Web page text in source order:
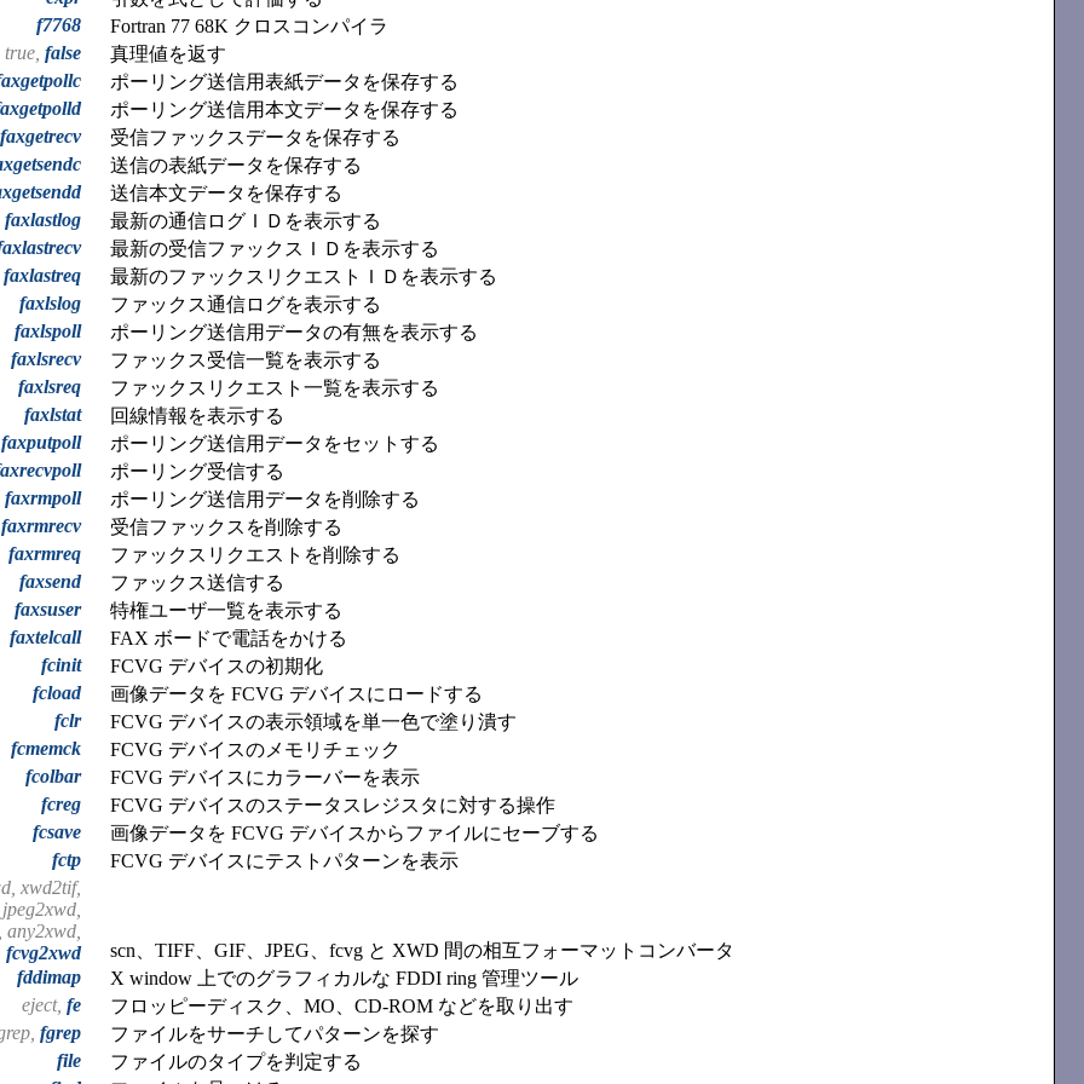
f7768
Fortran 77 68K クロスコンパイラ
true, false
真理値を返す
ポーリング送信用表紙データを保存する
ポーリング送信用本文データを保存する
faxgetrecv
受信ファックスデータを保存する
送信の表紙データを保存する
送信本文データを保存する
faxlastlog
最新の通信ログＩＤを表示する
最新の受信ファックスＩＤを表示する
faxlastreq
最新のファックスリクエストＩＤを表示する
faxlslog
ファックス通信ログを表示する
faxlspoll
ポーリング送信用データの有無を表示する
faxlsrecv
ファックス受信一覧を表示する
faxlsreq
ファックスリクエスト一覧を表示する
faxlstat
回線情報を表示する
faxputpoll
ポーリング送信用データをセットする
ポーリング受信する
faxrmpoll
ポーリング送信用データを削除する
faxrmrecv
受信ファックスを削除する
faxrmreq
ファックスリクエストを削除する
faxsend
ファックス送信する
faxsuser
特権ユーザ一覧を表示する
faxtelcall
FAX ボードで電話をかける
fcinit
FCVG デバイスの初期化
fcload
画像データを FCVG デバイスにロードする
fclr
FCVG デバイスの表示領域を単一色で塗り潰す
fcmemck
FCVG デバイスのメモリチェック
fcolbar
FCVG デバイスにカラーバーを表示
fcreg
FCVG デバイスのステータスレジスタに対する操作
fcsave
画像データを FCVG デバイスからファイルにセーブする
fctp
FCVG デバイスにテストパターンを表示
xwd2tif,
fcvg2xwd
scn、TIFF、GIF、JPEG、fcvg と XWD 間の相互フォーマットコンバータ
fddimap
X window 上でのグラフィカルな FDDI ring 管理ツール
eject, fe
フロッピーディスク、MO、CD-ROM などを取り出す
fgrep
ファイルをサーチしてパターンを探す
file
ファイルのタイプを判定する